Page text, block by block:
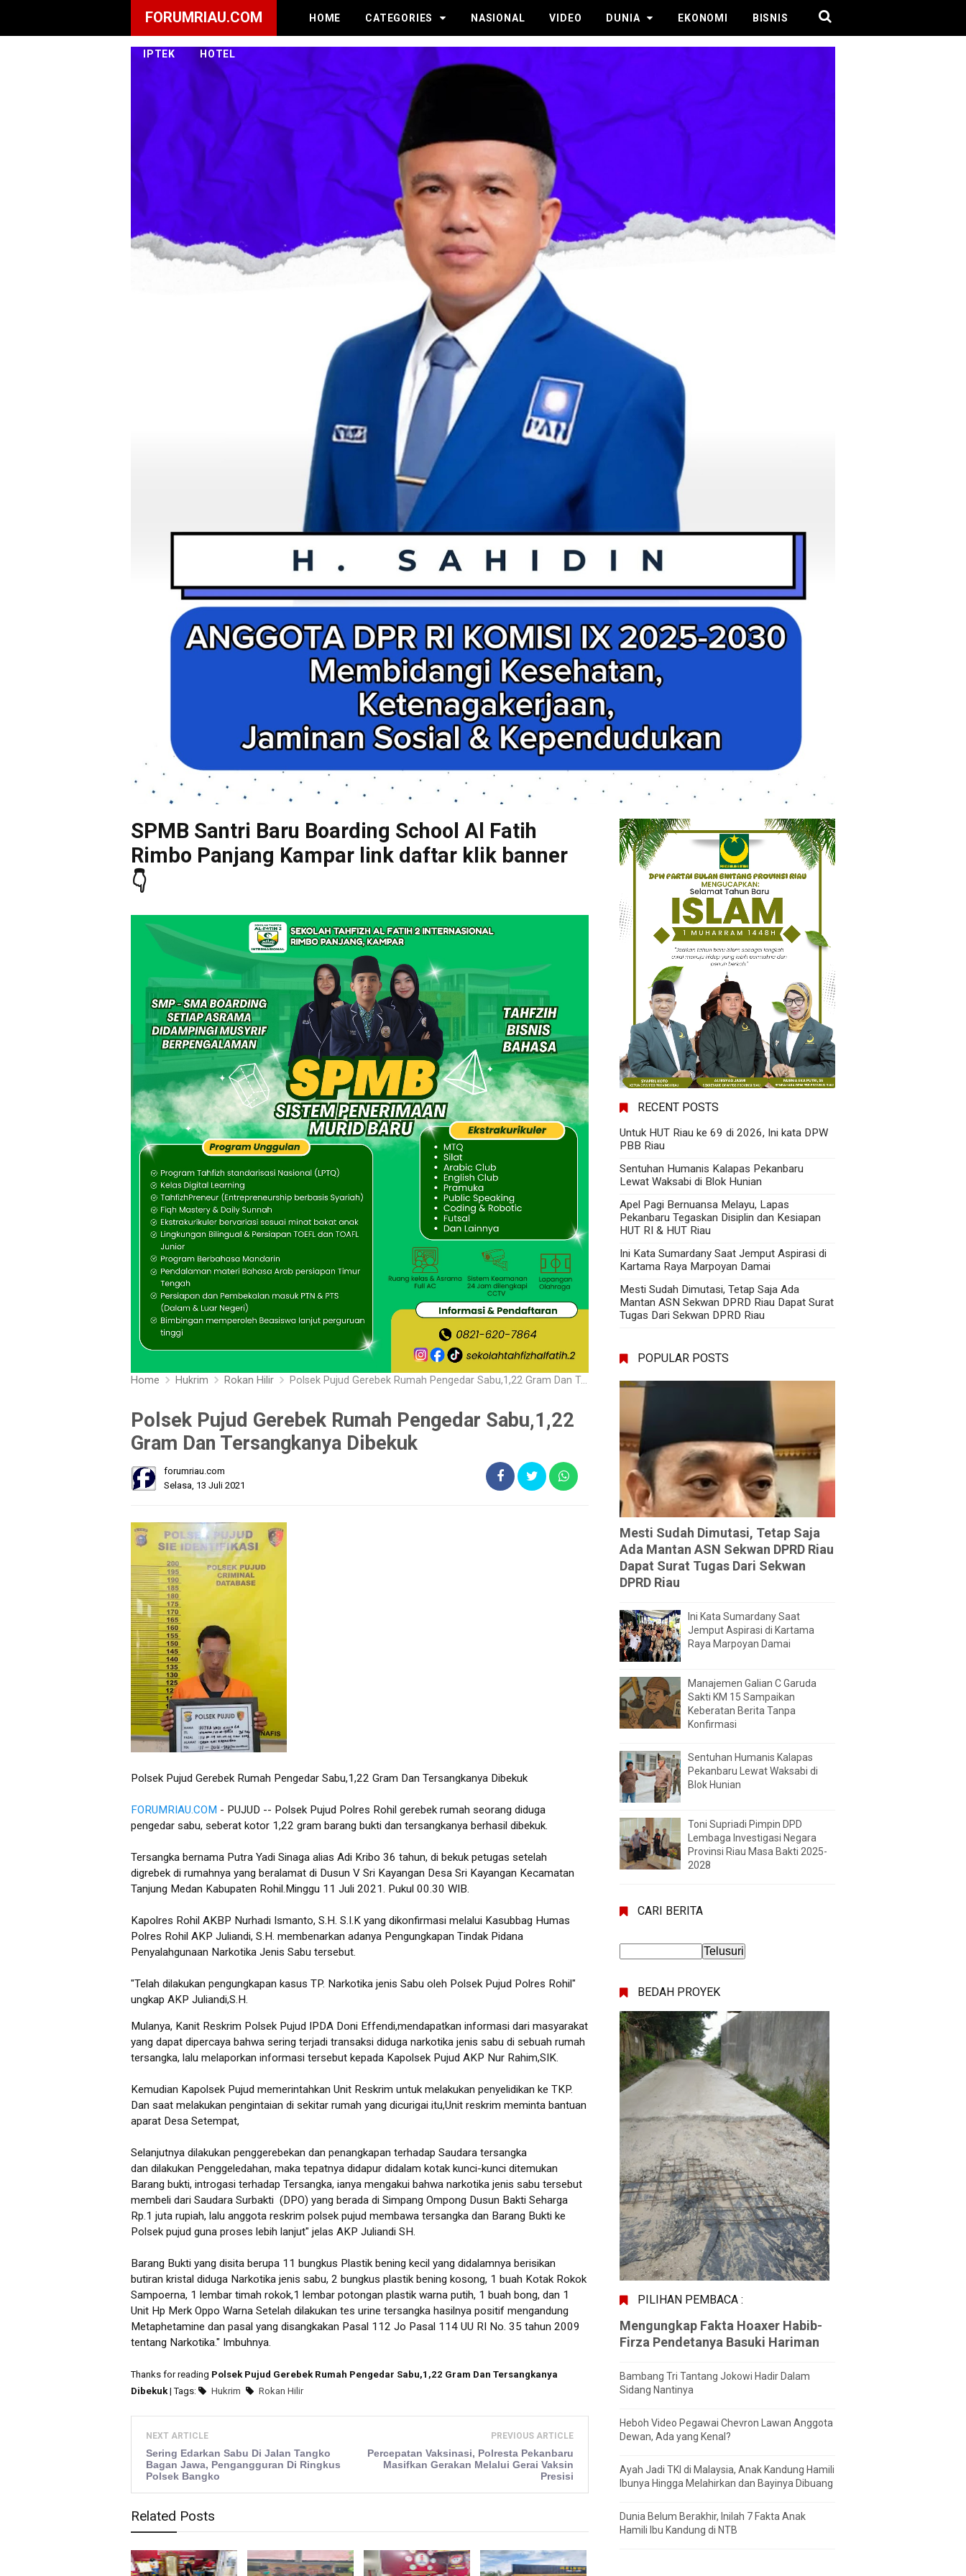
FORUMRIAU.COM HOME CATEGORIES NASIONAL VIDEO DUNIA EKONOMI BISNIS
IPTEK HOTEL
SPMB Santri Baru Boarding School Al Fatih
Rimbo Panjang Kampar link daftar klik banner
👇
Home Hukrim Rokan Hilir Polsek Pujud Gerebek Rumah Pengedar Sabu,1,22 Gram Dan Tersangkanya Dibekuk
Polsek Pujud Gerebek Rumah Pengedar Sabu,1,22
Gram Dan Tersangkanya Dibekuk
forumriau.com
Selasa, 13 Juli 2021
Polsek Pujud Gerebek Rumah Pengedar Sabu,1,22 Gram Dan Tersangkanya Dibekuk
FORUMRIAU.COM - PUJUD -- Polsek Pujud Polres Rohil gerebek rumah seorang diduga
pengedar sabu, seberat kotor 1,22 gram barang bukti dan tersangkanya berhasil dibekuk.
Tersangka bernama Putra Yadi Sinaga alias Adi Kribo 36 tahun, di bekuk petugas setelah
digrebek di rumahnya yang beralamat di Dusun V Sri Kayangan Desa Sri Kayangan Kecamatan
Tanjung Medan Kabupaten Rohil.Minggu 11 Juli 2021. Pukul 00.30 WIB.
Kapolres Rohil AKBP Nurhadi Ismanto, S.H. S.I.K yang dikonfirmasi melalui Kasubbag Humas
Polres Rohil AKP Juliandi, S.H. membenarkan adanya Pengungkapan Tindak Pidana
Penyalahgunaan Narkotika Jenis Sabu tersebut.
"Telah dilakukan pengungkapan kasus TP. Narkotika jenis Sabu oleh Polsek Pujud Polres Rohil"
ungkap AKP Juliandi,S.H.
Mulanya, Kanit Reskrim Polsek Pujud IPDA Doni Effendi,mendapatkan informasi dari masyarakat
yang dapat dipercaya bahwa sering terjadi transaksi diduga narkotika jenis sabu di sebuah rumah
tersangka, lalu melaporkan informasi tersebut kepada Kapolsek Pujud AKP Nur Rahim,SIK.
Kemudian Kapolsek Pujud memerintahkan Unit Reskrim untuk melakukan penyelidikan ke TKP.
Dan saat melakukan pengintaian di sekitar rumah yang dicurigai itu,Unit reskrim meminta bantuan
aparat Desa Setempat,
Selanjutnya dilakukan penggerebekan dan penangkapan terhadap Saudara tersangka
dan dilakukan Penggeledahan, maka tepatnya didapur didalam kotak kunci-kunci ditemukan
Barang bukti, introgasi terhadap Tersangka, ianya mengakui bahwa narkotika jenis sabu tersebut
membeli dari Saudara Surbakti (DPO) yang berada di Simpang Ompong Dusun Bakti Seharga
Rp.1 juta rupiah, lalu anggota reskrim polsek pujud membawa tersangka dan Barang Bukti ke
Polsek pujud guna proses lebih lanjut" jelas AKP Juliandi SH.
Barang Bukti yang disita berupa 11 bungkus Plastik bening kecil yang didalamnya berisikan
butiran kristal diduga Narkotika jenis sabu, 2 bungkus plastik bening kosong, 1 buah Kotak Rokok
Sampoerna, 1 lembar timah rokok,1 lembar potongan plastik warna putih, 1 buah bong, dan 1
Unit Hp Merk Oppo Warna Setelah dilakukan tes urine tersangka hasilnya positif mengandung
Metaphetamine dan pasal yang disangkakan Pasal 112 Jo Pasal 114 UU RI No. 35 tahun 2009
tentang Narkotika." Imbuhnya.
Thanks for reading Polsek Pujud Gerebek Rumah Pengedar Sabu,1,22 Gram Dan Tersangkanya
Dibekuk| Tags: Hukrim Rokan Hilir
NEXT ARTICLE
Sering Edarkan Sabu Di Jalan Tangko
Bagan Jawa, Pengangguran Di Ringkus
Polsek Bangko
PREVIOUS ARTICLE
Percepatan Vaksinasi, Polresta Pekanbaru
Masifkan Gerakan Melalui Gerai Vaksin
Presisi
Related Posts
RECENT POSTS
Untuk HUT Riau ke 69 di 2026, Ini kata DPW
PBB Riau
Sentuhan Humanis Kalapas Pekanbaru
Lewat Waksabi di Blok Hunian
Apel Pagi Bernuansa Melayu, Lapas
Pekanbaru Tegaskan Disiplin dan Kesiapan
HUT RI & HUT Riau
Ini Kata Sumardany Saat Jemput Aspirasi di
Kartama Raya Marpoyan Damai
Mesti Sudah Dimutasi, Tetap Saja Ada
Mantan ASN Sekwan DPRD Riau Dapat Surat
Tugas Dari Sekwan DPRD Riau
POPULAR POSTS
Mesti Sudah Dimutasi, Tetap Saja
Ada Mantan ASN Sekwan DPRD Riau
Dapat Surat Tugas Dari Sekwan
DPRD Riau
Ini Kata Sumardany Saat
Jemput Aspirasi di Kartama
Raya Marpoyan Damai
Manajemen Galian C Garuda
Sakti KM 15 Sampaikan
Keberatan Berita Tanpa
Konfirmasi
Sentuhan Humanis Kalapas
Pekanbaru Lewat Waksabi di
Blok Hunian
Toni Supriadi Pimpin DPD
Lembaga Investigasi Negara
Provinsi Riau Masa Bakti 2025-
2028
CARI BERITA
BEDAH PROYEK
PILIHAN PEMBACA :
Mengungkap Fakta Hoaxer Habib-
Firza Pendetanya Basuki Hariman
Bambang Tri Tantang Jokowi Hadir Dalam
Sidang Nantinya
Heboh Video Pegawai Chevron Lawan Anggota
Dewan, Ada yang Kenal?
Ayah Jadi TKI di Malaysia, Anak Kandung Hamili
Ibunya Hingga Melahirkan dan Bayinya Dibuang
Dunia Belum Berakhir, Inilah 7 Fakta Anak
Hamili Ibu Kandung di NTB